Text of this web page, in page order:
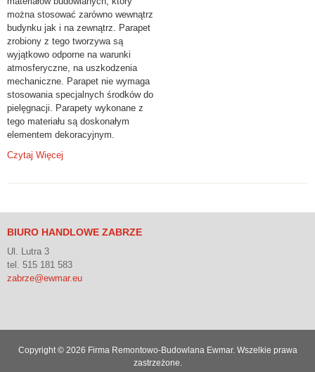
można stosować zarówno wewnątrz
budynku jak i na zewnątrz. Parapet
zrobiony z tego tworzywa są
wyjątkowo odporne na warunki
atmosferyczne, na uszkodzenia
mechaniczne. Parapet nie wymaga
stosowania specjalnych środków do
pielęgnacji. Parapety wykonane z
tego materiału są doskonałym
elementem dekoracyjnym.
Czytaj Więcej
BIURO HANDLOWE ZABRZE
Ul. Lutra 3
tel. 515 181 583
zabrze@ewmar.eu
Copyright © 2026 Firma Remontowo-Budowlana Ewmar. Wszelkie prawa
zastrzeżone.